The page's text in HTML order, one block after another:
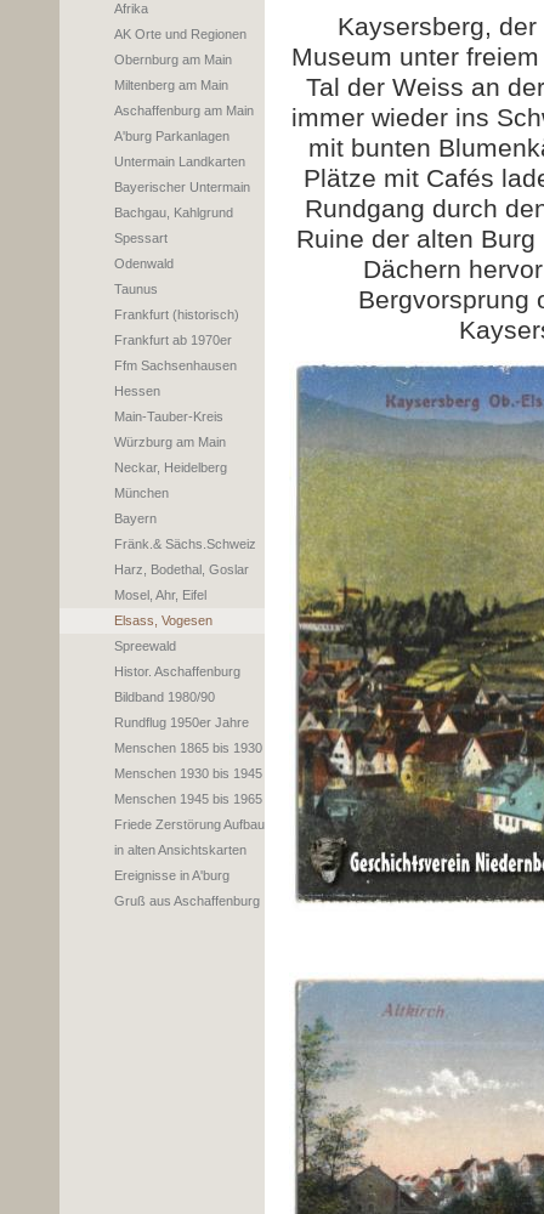
Afrika
AK Orte und Regionen
Obernburg am Main
Miltenberg am Main
Aschaffenburg am Main
A'burg Parkanlagen
Untermain Landkarten
Bayerischer Untermain
Bachgau, Kahlgrund
Spessart
Odenwald
Taunus
Frankfurt (historisch)
Frankfurt ab 1970er
Ffm Sachsenhausen
Hessen
Main-Tauber-Kreis
Würzburg am Main
Neckar, Heidelberg
München
Bayern
Fränk.& Sächs.Schweiz
Harz, Bodethal, Goslar
Mosel, Ahr, Eifel
Elsass, Vogesen
Spreewald
Histor. Aschaffenburg
Bildband 1980/90
Rundflug 1950er Jahre
Menschen 1865 bis 1930
Menschen 1930 bis 1945
Menschen 1945 bis 1965
Friede Zerstörung Aufbau
in alten Ansichtskarten
Ereignisse in A'burg
Gruß aus Aschaffenburg
Kaysersberg,
Museum unter
Tal der Weiss an
immer wieder ins
mit bunten
Plätze mit Cafés
Rundgang durch
Ruine der alten
Dächern
Bergvorsprung